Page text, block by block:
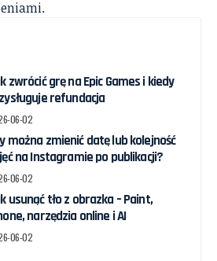
zwrócić grę na Epic Games i kiedy
refundacja
06-02
można zmienić datę lub kolejność
na Instagramie po publikacji?
06-02
usunąć tło z obrazka – Paint,
narzędzia online i AI
06-02